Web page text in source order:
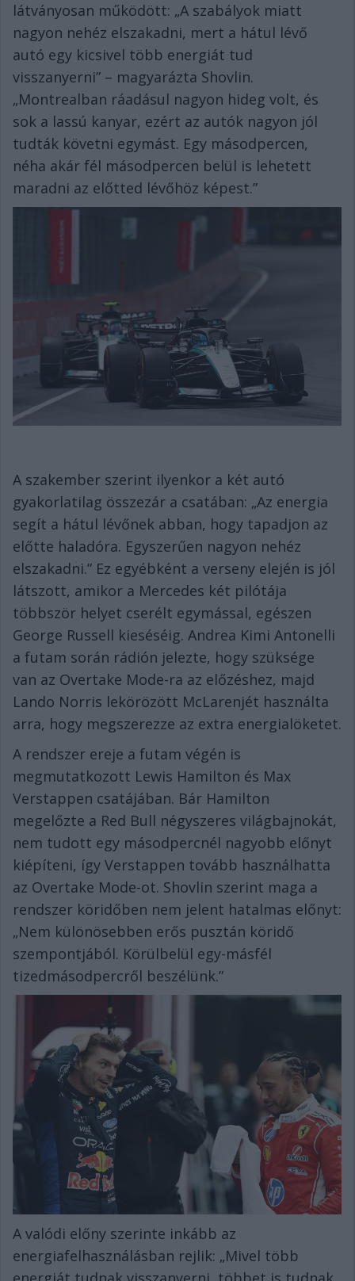
látványosan működött: „A szabályok miatt
nagyon nehéz elszakadni, mert a hátul lévő
autó egy kicsivel több energiát tud
visszanyerni” – magyarázta Shovlin.
„Montrealban ráadásul nagyon hideg volt, és
sok a lassú kanyar, ezért az autók nagyon jól
tudták követni egymást. Egy másodpercen,
néha akár fél másodpercen belül is lehetett
maradni az előtted lévőhöz képest.”
A szakember szerint ilyenkor a két autó
gyakorlatilag összezár a csatában: „Az energia
segít a hátul lévőnek abban, hogy tapadjon az
előtte haladóra. Egyszerűen nagyon nehéz
elszakadni.” Ez egyébként a verseny elején is jól
látszott, amikor a Mercedes két pilótája
többször helyet cserélt egymással, egészen
George Russell kieséséig. Andrea Kimi Antonelli
a futam során rádión jelezte, hogy szüksége
van az Overtake Mode-ra az előzéshez, majd
Lando Norris lekörözött McLarenjét használta
arra, hogy megszerezze az extra energialöketet.
A rendszer ereje a futam végén is
megmutatkozott Lewis Hamilton és Max
Verstappen csatájában. Bár Hamilton
megelőzte a Red Bull négyszeres világbajnokát,
nem tudott egy másodpercnél nagyobb előnyt
kiépíteni, így Verstappen tovább használhatta
az Overtake Mode-ot. Shovlin szerint maga a
rendszer köridőben nem jelent hatalmas előnyt:
„Nem különösebben erős pusztán köridő
szempontjából. Körülbelül egy-másfél
tizedmásodpercről beszélünk.”
A valódi előny szerinte inkább az
energiafelhasználásban rejlik: „Mivel több